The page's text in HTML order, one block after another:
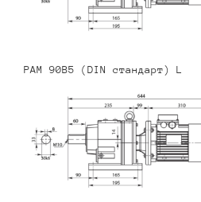
PAM 90B5 (DIN стандарт) L